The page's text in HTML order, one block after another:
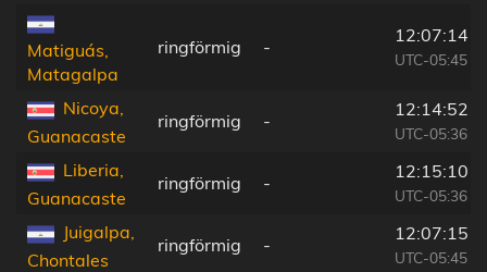
Matiguás,
Matagalpa
ringförmig -
12:07:14
UTC-05:45
Nicoya,
Guanacaste
ringförmig -
12:14:52
UTC-05:36
Liberia,
Guanacaste
ringförmig -
12:15:10
UTC-05:36
Juigalpa,
Chontales
ringförmig -
12:07:15
UTC-05:45